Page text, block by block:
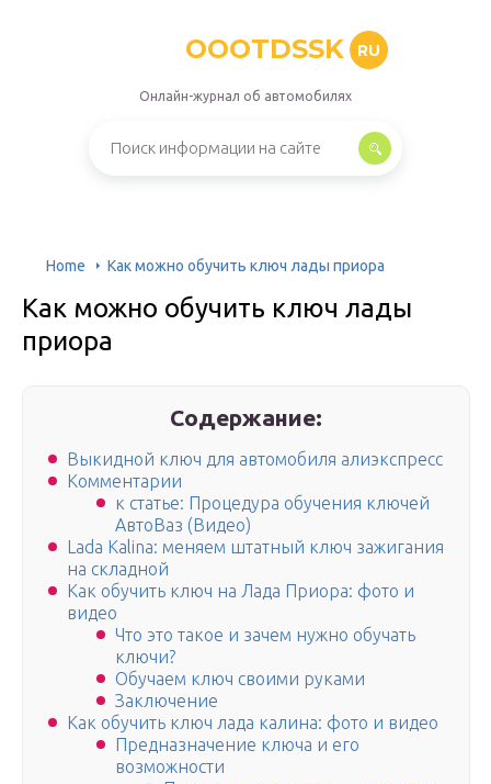
OOOTDSSK RU
Онлайн-журнал об автомобилях
Home Как можно обучить ключ лады приора
Как можно обучить ключ лады
приора
Содержание:
Выкидной ключ для автомобиля алиэкспресс
Комментарии
к статье: Процедура обучения ключей
АвтоВаз (Видео)
Lada Kalina: меняем штатный ключ зажигания
на складной
Как обучить ключ на Лада Приора: фото и
видео
Что это такое и зачем нужно обучать
ключи?
Обучаем ключ своими руками
Заключение
Как обучить ключ лада калина: фото и видео
Предназначение ключа и его
возможности